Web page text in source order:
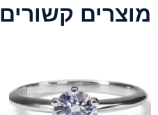
מוצרים קשורים